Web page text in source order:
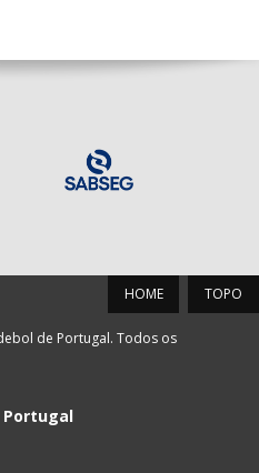
TOPO
HOME
de Portugal. Todos os
Portugal